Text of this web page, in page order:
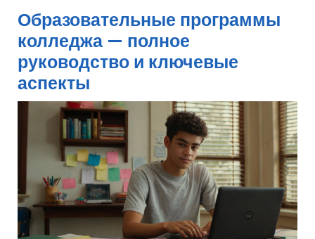
Образовательные программы
колледжа — полное
руководство и ключевые
аспекты